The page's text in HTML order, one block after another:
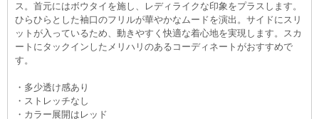
ス。首元にはボウタイを施し、レディライクな印象をプラスします。
ひらひらとした袖口のフリルが華やかなムードを演出。サイドにスリ
ットが入っているため、動きやすく快適な着心地を実現します。スカ
ートにタックインしたメリハリのあるコーディネートがおすすめで
す。
・多少透け感あり
・ストレッチなし
・カラー展開はレッド